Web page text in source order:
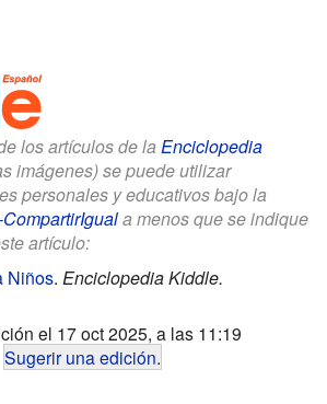
los artículos de la Enciclopedia
imágenes) se puede utilizar
personales y educativos bajo la
a menos que se indique
artículo:
Niños. Enciclopedia Kiddle.
el 17 oct 2025, a las 11:19
Sugerir una edición.